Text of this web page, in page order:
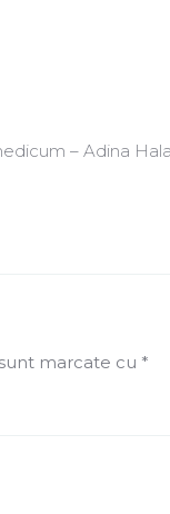
– Adina
marcate cu *